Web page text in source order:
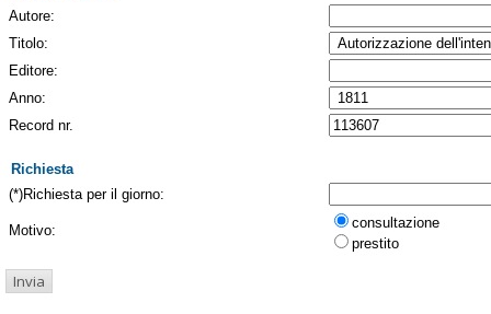
Autore:
Titolo:
Editore:
Anno:
Record nr.
Richiesta
(*)Richiesta per il giorno:
Motivo:
consultazione
prestito